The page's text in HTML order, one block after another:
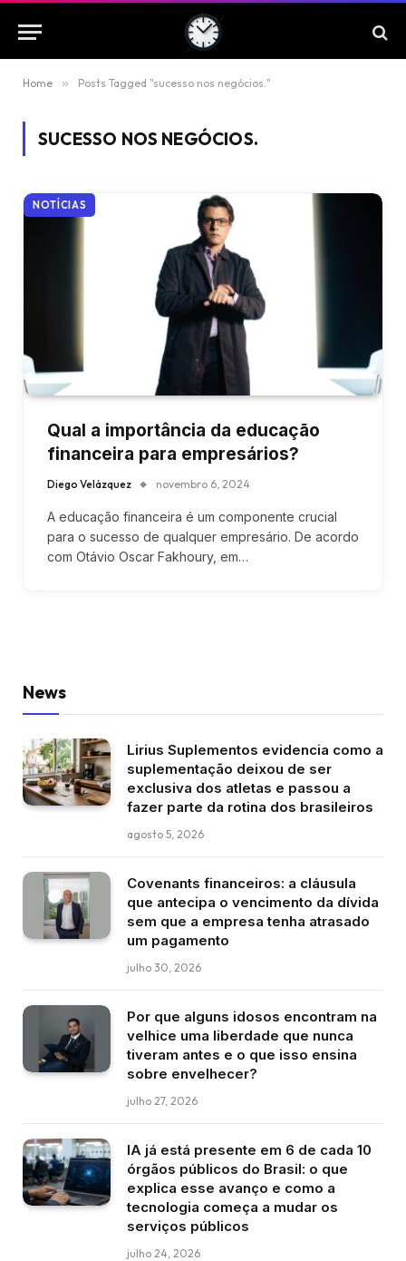
Home » Posts Tagged "sucesso nos negócios."
SUCESSO NOS NEGÓCIOS.
NOTÍCIAS
Qual a importância da educação
financeira para empresários?
Diego Velázquez novembro 6, 2024
A educação financeira é um componente crucial
para o sucesso de qualquer empresário. De acordo
com Otávio Oscar Fakhoury, em…
News
Lirius Suplementos evidencia como a
suplementação deixou de ser
exclusiva dos atletas e passou a
fazer parte da rotina dos brasileiros
agosto 5, 2026
Covenants financeiros: a cláusula
que antecipa o vencimento da dívida
sem que a empresa tenha atrasado
um pagamento
julho 30, 2026
Por que alguns idosos encontram na
velhice uma liberdade que nunca
tiveram antes e o que isso ensina
sobre envelhecer?
julho 27, 2026
IA já está presente em 6 de cada 10
órgãos públicos do Brasil: o que
explica esse avanço e como a
tecnologia começa a mudar os
serviços públicos
julho 24, 2026